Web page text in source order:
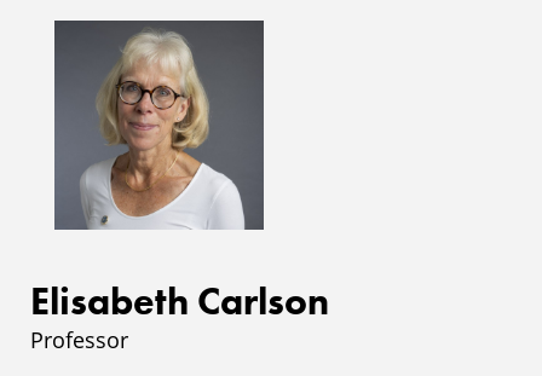
Elisabeth Carlson
Professor